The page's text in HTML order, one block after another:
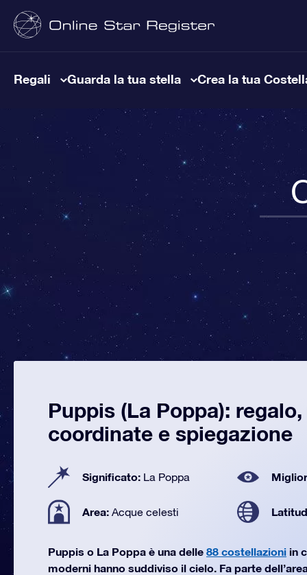
Regali Guarda la tua stella Crea la tua
Puppis (La Poppa):
coordinate e spiegazione
Significato: La Poppa
Area: Acque celesti
Puppis o La Poppa è una delle 88 costellazioni in
moderni hanno suddiviso il cielo. Fa parte